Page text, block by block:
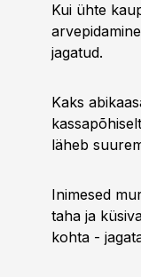
Kui ühte
jagatud.
Kaks
läheb
Inimesed
taha ja
kohta -